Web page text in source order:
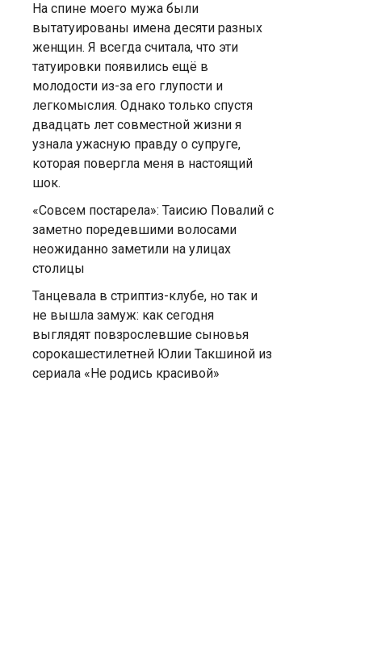
На спине моего мужа были
вытатуированы имена десяти разных
женщин. Я всегда считала, что эти
татуировки появились ещё в
молодости из-за его глупости и
легкомыслия. Однако только спустя
двадцать лет совместной жизни я
узнала ужасную правду о супруге,
которая повергла меня в настоящий
шок.
«Совсем постарела»: Таисию Повалий с
заметно поредевшими волосами
неожиданно заметили на улицах
столицы
Танцевала в стриптиз-клубе, но так и
не вышла замуж: как сегодня
выглядят повзрослевшие сыновья
сорокашестилетней Юлии Такшиной из
сериала «Не родись красивой»